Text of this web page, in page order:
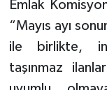
Emlak
“Mayıs ayı
ile birlikte,
taşınmaz